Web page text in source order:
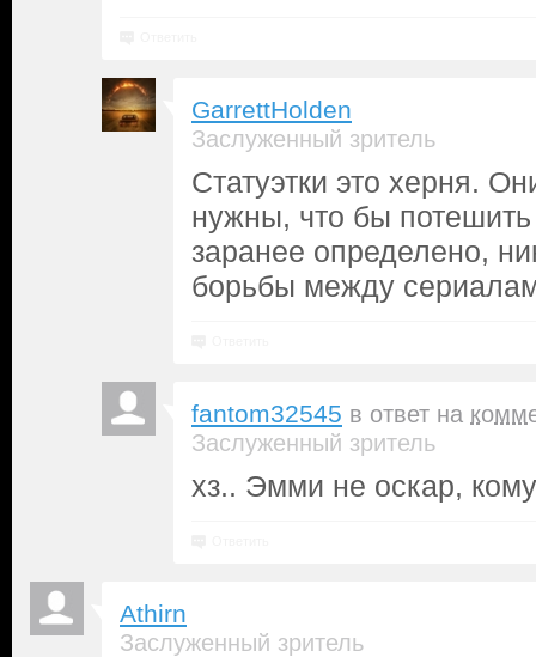
GarrettHolden
Заслуженный зритель
Статуэтки это херня.
нужны, что бы потешить
заранее определено,
борьбы между
fantom32545 в ответ на
Заслуженный зритель
xз.. Эмми не оскар,
Athirn
Заслуженный зритель